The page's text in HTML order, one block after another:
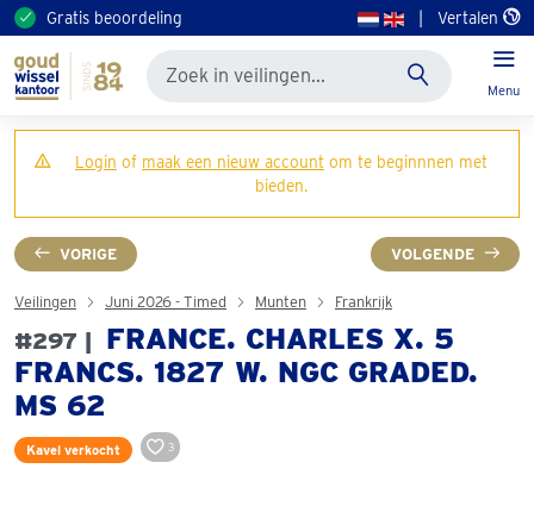
Gratis beoordeling Vertalen
Menu
Login of maak een nieuw account om te beginnnen met
bieden.
VORIGE VOLGENDE
Veilingen Juni 2026 - Timed Munten Frankrijk
#297 |
FRANCE. CHARLES X. 5
FRANCS. 1827 W. NGC GRADED.
MS 62
Kavel verkocht 3